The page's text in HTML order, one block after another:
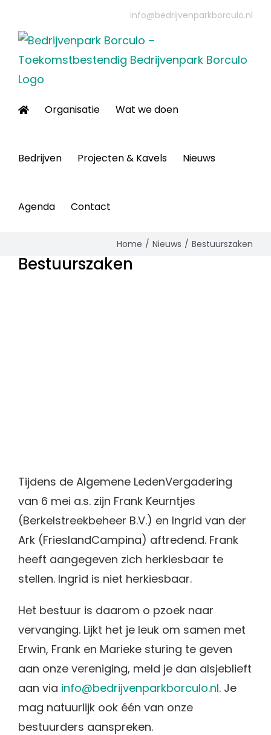
naar
inhoud
info@bedrijvenparkborculo.nl
Organisatie Wat we doen
Bedrijven Projecten & Kavels Nieuws
Agenda Contact
Home Nieuws Bestuurszaken
Bestuurszaken
Tijdens de Algemene LedenVergadering
van 6 mei a.s. zijn Frank Keurntjes
(Berkelstreekbeheer B.V.) en Ingrid van der
Ark (FrieslandCampina) aftredend. Frank
heeft aangegeven zich herkiesbaar te
stellen. Ingrid is niet herkiesbaar.
Het bestuur is daarom o pzoek naar
vervanging. Lijkt het je leuk om samen met
Erwin, Frank en Marieke sturing te geven
aan onze vereniging, meld je dan alsjeblieft
aan via info@bedrijvenparkborculo.nl. Je
mag natuurlijk ook één van onze
bestuurders aanspreken.